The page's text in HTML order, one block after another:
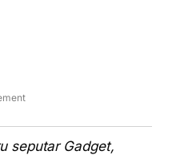
seputar Gadget,